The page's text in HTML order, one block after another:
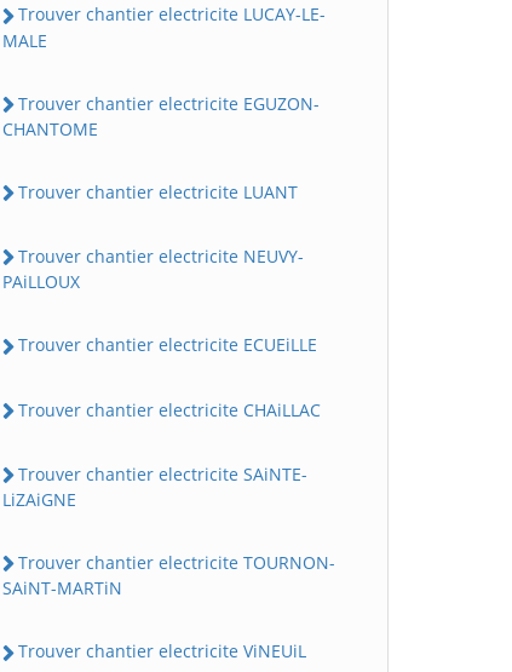
Trouver chantier electricite LUCAY-LE-
MALE
Trouver chantier electricite EGUZON-
CHANTOME
Trouver chantier electricite LUANT
Trouver chantier electricite NEUVY-
PAiLLOUX
Trouver chantier electricite ECUEiLLE
Trouver chantier electricite CHAiLLAC
Trouver chantier electricite SAiNTE-
LiZAiGNE
Trouver chantier electricite TOURNON-
SAiNT-MARTiN
Trouver chantier electricite ViNEUiL